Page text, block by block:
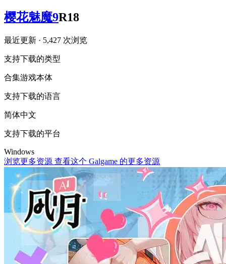
樱花魅魔9R18
最近更新 · 5,427 次浏览
支持下载的类型
合集游戏本体
支持下载的语言
简体中文
支持下载的平台
Windows
浏览更多资源 查看这个 Galgame 的更多资源